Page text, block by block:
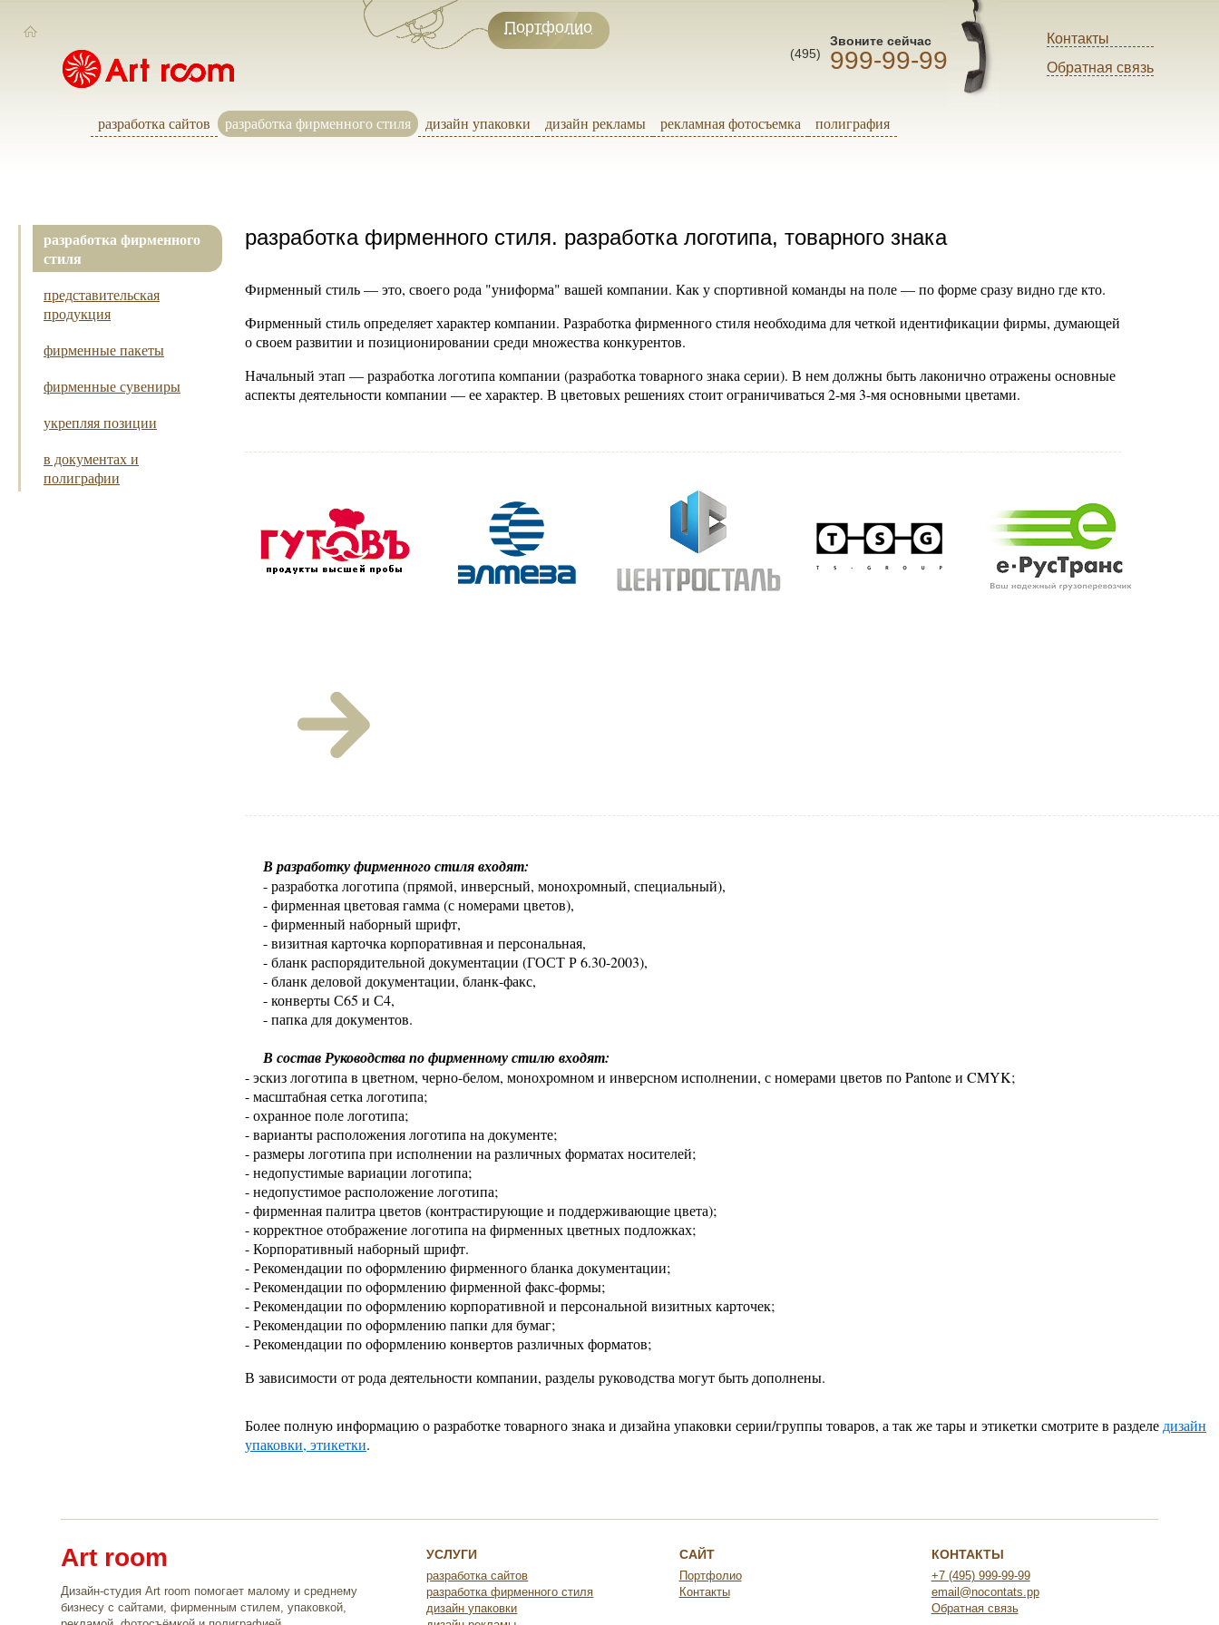
Портфолио
(495)
Звоните сейчас
999-99-99
Контакты
Обратная связь
разработка сайтов разработка фирменного стиля дизайн упаковки дизайн рекламы рекламная фотосъемка полиграфия
разработка фирменного
стиля
представительская
продукция
фирменные пакеты
фирменные сувениры
укрепляя позиции
в документах и
полиграфии
разработка фирменного стиля. разработка логотипа, товарного знака
Фирменный стиль — это, своего рода "униформа" вашей компании. Как у спортивной команды на поле — по форме сразу видно где кто.
Фирменный стиль определяет характер компании. Разработка фирменного стиля необходима для четкой идентификации фирмы, думающей
о своем развитии и позиционировании среди множества конкурентов.
Начальный этап — разработка логотипа компании (разработка товарного знака серии). В нем должны быть лаконично отражены основные
аспекты деятельности компании — ее характер. В цветовых решениях стоит ограничиваться 2-мя 3-мя основными цветами.
В разработку фирменного стиля входят:
- разработка логотипа (прямой, инверсный, монохромный, специальный),
- фирменная цветовая гамма (с номерами цветов),
- фирменный наборный шрифт,
- визитная карточка корпоративная и персональная,
- бланк распорядительной документации (ГОСТ Р 6.30-2003),
- бланк деловой документации, бланк-факс,
- конверты С65 и С4,
- папка для документов.
В состав Руководства по фирменному стилю входят:
- эскиз логотипа в цветном, черно-белом, монохромном и инверсном исполнении, с номерами цветов по Pantone и CMYK;
- масштабная сетка логотипа;
- охранное поле логотипа;
- варианты расположения логотипа на документе;
- размеры логотипа при исполнении на различных форматах носителей;
- недопустимые вариации логотипа;
- недопустимое расположение логотипа;
- фирменная палитра цветов (контрастирующие и поддерживающие цвета);
- корректное отображение логотипа на фирменных цветных подложках;
- Корпоративный наборный шрифт.
- Рекомендации по оформлению фирменного бланка документации;
- Рекомендации по оформлению фирменной факс-формы;
- Рекомендации по оформлению корпоративной и персональной визитных карточек;
- Рекомендации по оформлению папки для бумаг;
- Рекомендации по оформлению конвертов различных форматов;
В зависимости от рода деятельности компании, разделы руководства могут быть дополнены.
Более полную информацию о разработке товарного знака и дизайна упаковки серии/группы товаров, а так же тары и этикетки смотрите в разделе дизайн
упаковки, этикетки.
Art room
Дизайн-студия Art room помогает малому и среднему
бизнесу с сайтами, фирменным стилем, упаковкой,
УСЛУГИ
разработка сайтов
разработка фирменного стиля
дизайн упаковки
САЙТ
Портфолио
Контакты
КОНТАКТЫ
+7 (495) 999-99-99
email@nocontats.pp
Обратная связь